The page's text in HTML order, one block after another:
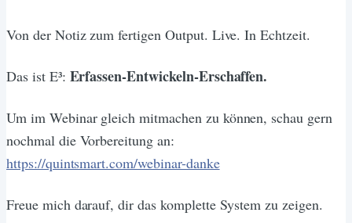
Von der Notiz zum fertigen Output. Live. In Echtzeit.
Das ist E³: Erfassen-Entwickeln-Erschaffen.
Um im Webinar gleich mitmachen zu können, schau gern
nochmal die Vorbereitung an:
https://quintsmart.com/webinar-danke
Freue mich darauf, dir das komplette System zu zeigen.